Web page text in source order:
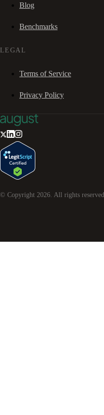
Blog
Benchmarks
LEGAL
Terms of Service
Privacy Policy
© Copyright 2026 . All rights reserved.